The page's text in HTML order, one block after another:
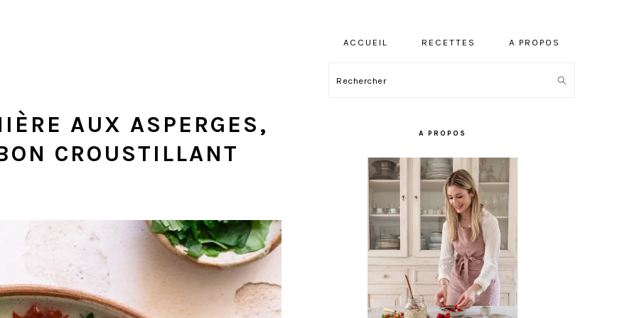
ACCUEIL RECETTES A PROPOS
Rechercher
AUX ASPERGES,
CROUSTILLANT
A PROPOS